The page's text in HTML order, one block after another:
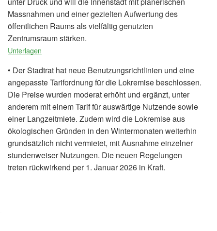
Massnahmen und einer gezielten Aufwertung des
öffentlichen Raums als vielfältig genutzten
Zentrumsraum stärken.
Unterlagen
• Der Stadtrat hat neue Benutzungsrichtlinien und eine
angepasste Tarifordnung für die Lokremise beschlossen.
Die Preise wurden moderat erhöht und ergänzt, unter
anderem mit einem Tarif für auswärtige Nutzende sowie
einer Langzeitmiete. Zudem wird die Lokremise aus
ökologischen Gründen in den Wintermonaten weiterhin
grundsätzlich nicht vermietet, mit Ausnahme einzelner
stundenweiser Nutzungen. Die neuen Regelungen
treten rückwirkend per 1. Januar 2026 in Kraft.